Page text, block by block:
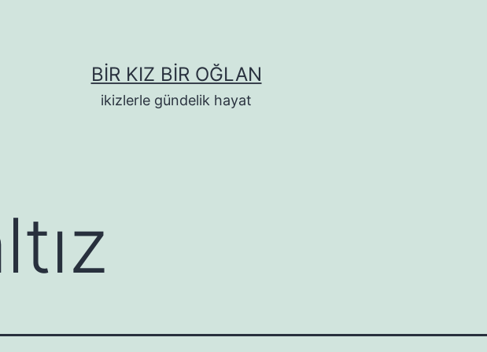
BIR KIZ BIR OĞLAN
ikizlerle gündelik hayat